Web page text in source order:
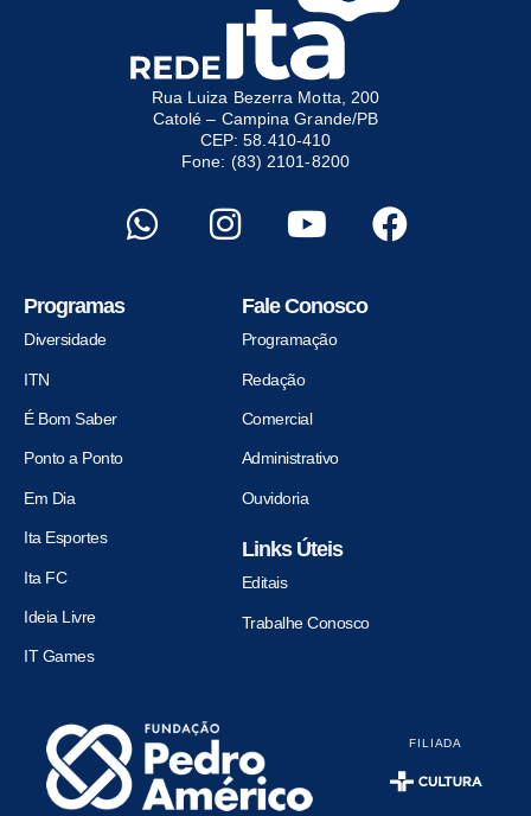
Rua Luiza Bezerra Motta, 200
Catolé – Campina Grande/PB
CEP: 58.410-410
Fone: (83) 2101-8200
Programas
Diversidade
ITN
É Bom Saber
Ponto a Ponto
Em Dia
Ita Esportes
Ita FC
Ideia Livre
IT Games
Fale Conosco
Programação
Redação
Comercial
Administrativo
Ouvidoria
Links Úteis
Editais
Trabalhe Conosco
FILIADA